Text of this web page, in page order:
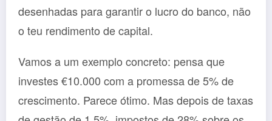
desenhadas para garantir o lucro do banco, não
o teu rendimento de capital.
Vamos a um exemplo concreto: pensa que
investes €10.000 com a promessa de 5% de
crescimento. Parece ótimo. Mas depois de taxas